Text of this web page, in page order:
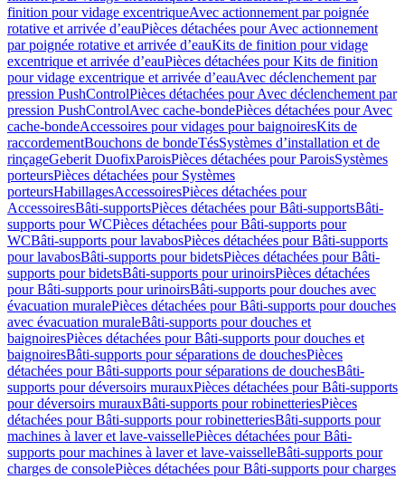
finition pour vidage excentriqueAvec actionnement par poignée
rotative et arrivée d’eauPièces détachées pour Avec actionnement
par poignée rotative et arrivée d’eauKits de finition pour vidage
excentrique et arrivée d’eauPièces détachées pour Kits de finition
pour vidage excentrique et arrivée d’eauAvec déclenchement par
pression PushControlPièces détachées pour Avec déclenchement par
pression PushControlAvec cache-bondePièces détachées pour Avec
cache-bondeAccessoires pour vidages pour baignoiresKits de
raccordementBouchons de bondeTésSystèmes d’installation et de
rinçageGeberit DuofixParoisPièces détachées pour ParoisSystèmes
porteursPièces détachées pour Systèmes
porteursHabillagesAccessoiresPièces détachées pour
AccessoiresBâti-supportsPièces détachées pour Bâti-supportsBâti-
supports pour WCPièces détachées pour Bâti-supports pour
WCBâti-supports pour lavabosPièces détachées pour Bâti-supports
pour lavabosBâti-supports pour bidetsPièces détachées pour Bâti-
supports pour bidetsBâti-supports pour urinoirsPièces détachées
pour Bâti-supports pour urinoirsBâti-supports pour douches avec
évacuation muralePièces détachées pour Bâti-supports pour douches
avec évacuation muraleBâti-supports pour douches et
baignoiresPièces détachées pour Bâti-supports pour douches et
baignoiresBâti-supports pour séparations de douchesPièces
détachées pour Bâti-supports pour séparations de douchesBâti-
supports pour déversoirs murauxPièces détachées pour Bâti-supports
pour déversoirs murauxBâti-supports pour robinetteriesPièces
détachées pour Bâti-supports pour robinetteriesBâti-supports pour
machines à laver et lave-vaissellePièces détachées pour Bâti-
supports pour machines à laver et lave-vaisselleBâti-supports pour
charges de consolePièces détachées pour Bâti-supports pour charges